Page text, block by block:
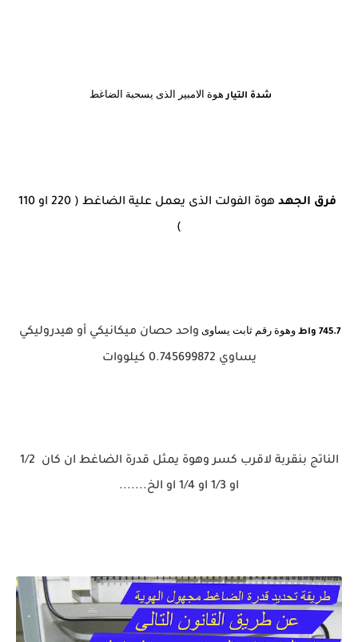
شدة التيار هوة الامبير الذى يسحبة الضاغط
فرق الجهد
هوة الفولت الذى يعمل علية الضاغط ( 220 او 110
)
745.7 واط وهوة رقم ثابت يساوى واحد حصان ميكانيكي أو هيدروليكي
يساوي 0.745699872 كيلووات
الناتج بنقربة لاقرب كسر وهوة يمثل قدرة الضاغط ان كان 1/2
او 1/3 او 1/4 او الخ.......